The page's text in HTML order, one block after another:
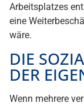
Arbeitsplatzes
eine
wäre.
DIE
DER
Wenn mehrere